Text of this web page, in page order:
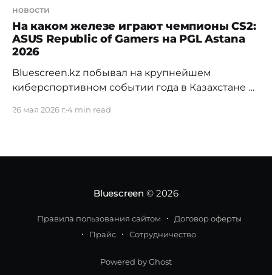
новости
На каком железе играют чемпионы CS2:
ASUS Republic of Gamers на PGL Astana
2026
Bluescreen.kz побывал на крупнейшем
киберспортивном событии года в Казахстане и
26 мая 2026 г.4 min read
Bluescreen © 2026
Правила пользования сайтом
Договор оферты
Прайс
Сотрудничество
Powered by Ghost